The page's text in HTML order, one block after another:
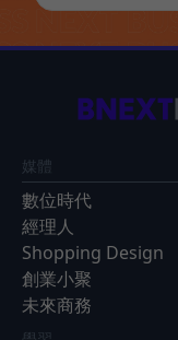
媒體
數位時代
經理人
Shopping Design
創業小聚
未來商務